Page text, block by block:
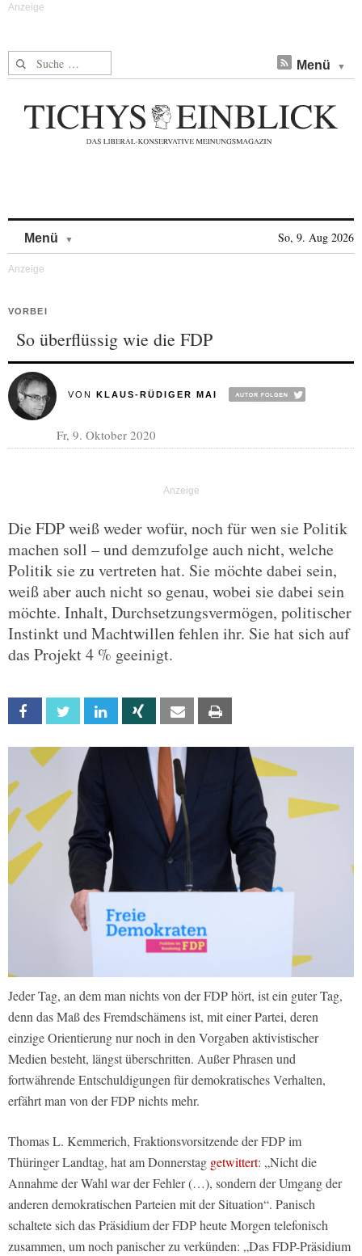
Suche nach: Menü
Menü So, 9. Aug 2026
VORBEI
So überflüssig wie die FDP
VON KLAUS-RÜDIGER MAI
Fr, 9. Oktober 2020
Die FDP weiß weder wofür, noch für wen sie Politik
machen soll – und demzufolge auch nicht, welche
Politik sie zu vertreten hat. Sie möchte dabei sein,
weiß aber auch nicht so genau, wobei sie dabei sein
möchte. Inhalt, Durchsetzungsvermögen, politischer
Instinkt und Machtwillen fehlen ihr. Sie hat sich auf
das Projekt 4 % geeinigt.
Facebook Twitter Linkedin Xing Email
Jeder Tag, an dem man nichts von der FDP hört, ist ein guter Tag,
denn das Maß des Fremdschämens ist, mit einer Partei, deren
einzige Orientierung nur noch in den Vorgaben aktivistischer
Medien besteht, längst überschritten. Außer Phrasen und
fortwährende Entschuldigungen für demokratisches Verhalten,
erfährt man von der FDP nichts mehr.
Thomas L. Kemmerich, Fraktionsvorsitzende der FDP im
Thüringer Landtag, hat am Donnerstag getwittert: „Nicht die
Annahme der Wahl war der Fehler (…), sondern der Umgang der
anderen demokratischen Parteien mit der Situation“. Panisch
schaltete sich das Präsidium der FDP heute Morgen telefonisch
zusammen, um noch panischer zu verkünden: „Das FDP-Präsidium